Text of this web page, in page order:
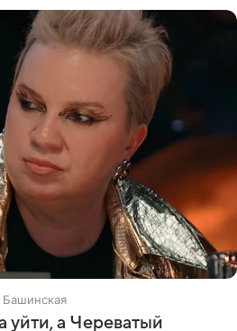
Башинская
уйти, а Череватый